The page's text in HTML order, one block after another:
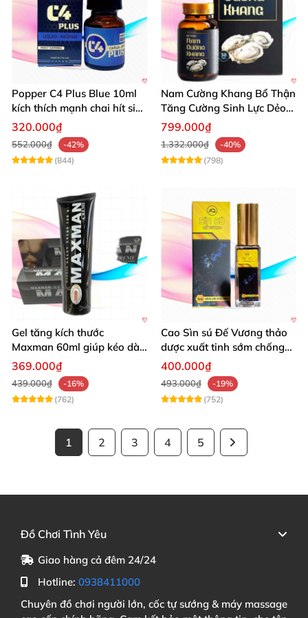
Popper C4 Plus Blue 10ml
kích thích mạnh chai hít siêu
đỉnh
320.000₫
552.000₫
-42%
(844)
Nam Cường Khang Bổ Thận
Tăng Cường Sinh Lực Dẻo
Dai Mạnh Mẽ
799.000₫
1.332.000₫
-40%
(798)
Gel tăng kích thước
Maxman 60ml giúp kéo dài
thời gian quan hệ hiệu quả
369.000₫
439.000₫
-16%
(762)
Cao Sìn sú Đế Vương thảo
dược xuất tinh sớm chống
hiệu quả nhất
400.000₫
493.000₫
-19%
(752)
1 2 3 4 5
Đồ Chơi Tình Yêu
Giao hàng cả đêm 24/24
Hotline: 0938411000
Chuyên đồ chơi người lớn, cốc tự sướng & máy massage